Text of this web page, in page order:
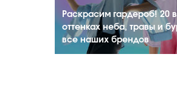
Раскрасим гардероб! 20
оттенках неба, травы и
все наших брендов